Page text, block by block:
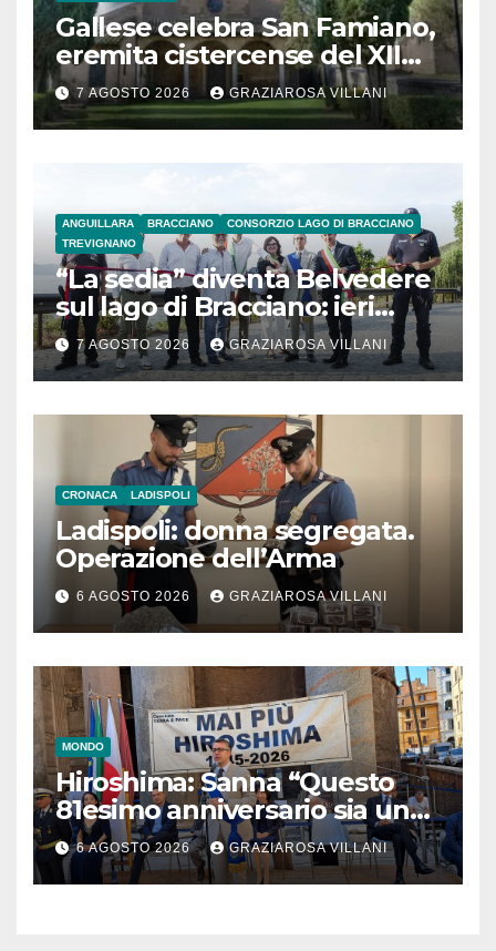
Gallese celebra San Famiano,
eremita cistercense del XII
secolo
7 AGOSTO 2026 GRAZIAROSA VILLANI
ANGUILLARA BRACCIANO
CONSORZIO LAGO DI BRACCIANO
TREVIGNANO
“La sedia” diventa Belvedere
sul lago di Bracciano: ieri
l’inaugurazione
7 AGOSTO 2026 GRAZIAROSA VILLANI
CRONACA LADISPOLI
Ladispoli: donna segregata.
Operazione dell’Arma
6 AGOSTO 2026 GRAZIAROSA VILLANI
MONDO
Hiroshima: Sanna “Questo
81esimo anniversario sia un
monito per tutti”
6 AGOSTO 2026 GRAZIAROSA VILLANI